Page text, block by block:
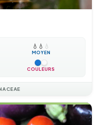
💧 💧 💧
MOYEN
COULEURS